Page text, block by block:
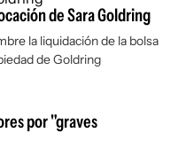
de Sara Goldring
la liquidación de la bolsa
de Goldring
por "graves